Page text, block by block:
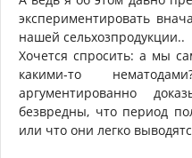
экспериментировать
нашей сельхозпродукции..
Хочется спросить: а мы
какими-то
аргументированно
безвредны, что период
или что они легко